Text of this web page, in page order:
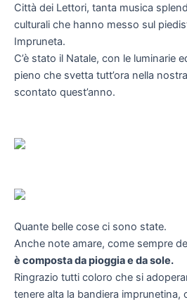
Città dei Lettori, tanta musica
culturali che hanno messo sul
Impruneta.
C’è stato il Natale, con le luminarie
pieno che svetta tutt’ora nella
scontato quest’anno.
Quante belle cose ci sono state.
Anche note amare, come sempre
è composta da pioggia e da sole.
Ringrazio tutti coloro che si
tenere alta la bandiera imprunetina,